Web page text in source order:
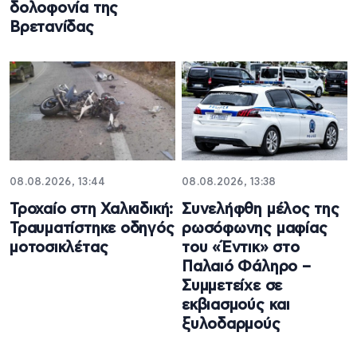
δολοφονία της
Βρετανίδας
08.08.2026, 13:44
Τροχαίο στη Χαλκιδική:
Τραυματίστηκε οδηγός
μοτοσικλέτας
08.08.2026, 13:38
Συνελήφθη μέλος της
ρωσόφωνης μαφίας
του «Έντικ» στο
Παλαιό Φάληρο –
Συμμετείχε σε
εκβιασμούς και
ξυλοδαρμούς